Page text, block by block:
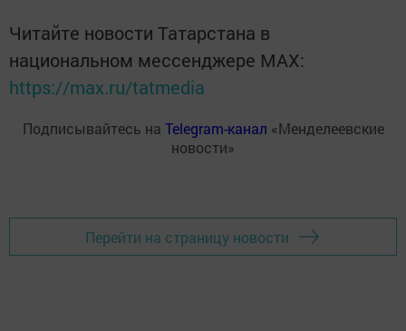
Читайте новости Татарстана в
национальном мессенджере MАХ:
https://max.ru/tatmedia
Подписывайтесь на Telegram-канал «Менделеевские
новости»
Перейти на страницу новости